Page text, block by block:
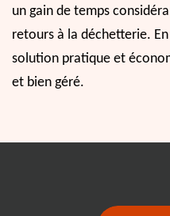
un gain de temps
retours à la déchetterie.
solution pratique et
et bien géré.